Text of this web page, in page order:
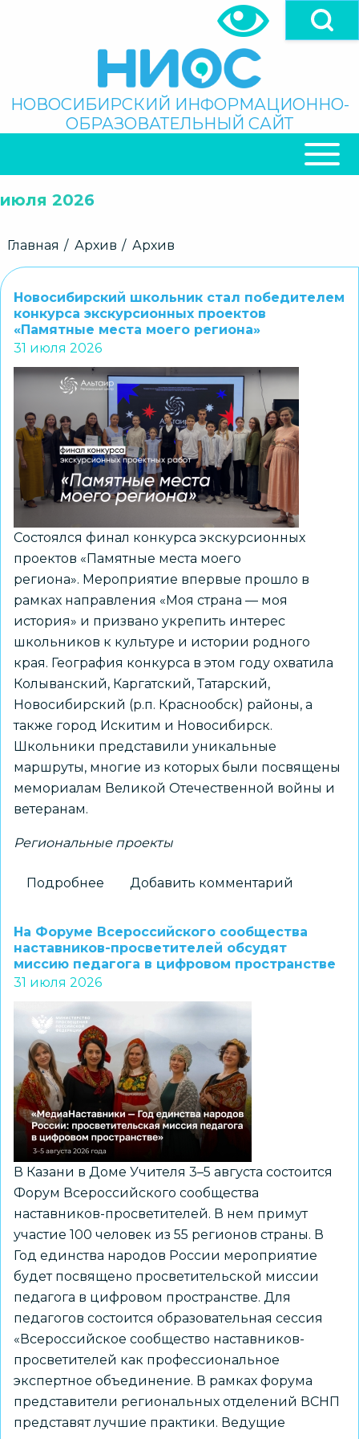
Поиск
НОВОСИБИРСКИЙ ИНФОРМАЦИОННО-
ОБРАЗОВАТЕЛЬНЫЙ САЙТ
НАВИГАЦИЯ
июля 2026
Строка
Главная Архив Архив
Новосибирский школьник стал победителем
конкурса экскурсионных проектов
«Памятные места моего региона»
31 июля 2026
Состоялся финал конкурса экскурсионных
проектов «Памятные места моего
региона». Мероприятие впервые прошло в
рамках направления «Моя страна — моя
история» и призвано укрепить интерес
школьников к культуре и истории родного
края. География конкурса в этом году охватила
Колыванский, Каргатский, Татарский,
Новосибирский (р.п. Краснообск) районы, а
также город Искитим и Новосибирск.
Школьники представили уникальные
маршруты, многие из которых были посвящены
мемориалам Великой Отечественной войны и
ветеранам.
Региональные проекты
Подробнее
школьник
стал
победителем
экскурсионных
проектов
«Памятные
места
моего
региона»
Добавить комментарий
На Форуме Всероссийского сообщества
наставников-просветителей обсудят
миссию педагога в цифровом пространстве
31 июля 2026
В Казани в Доме Учителя 3–5 августа состоится
Форум Всероссийского сообщества
наставников-просветителей. В нем примут
участие 100 человек из 55 регионов страны. В
Год единства народов России мероприятие
будет посвящено просветительской миссии
педагога в цифровом пространстве. Для
педагогов состоится образовательная сессия
«Всероссийское сообщество наставников-
просветителей как профессиональное
экспертное объединение. В рамках форума
представители региональных отделений ВСНП
представят лучшие практики. Ведущие